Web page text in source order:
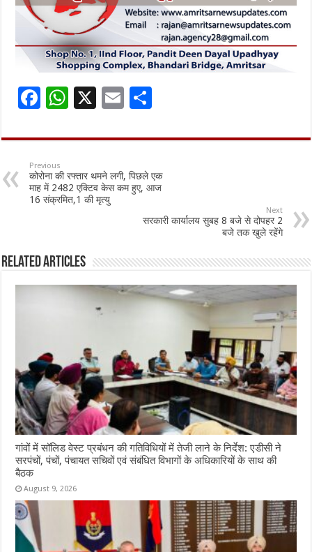
F
e
b
o
o
W
at
p
p
X
E
ai
l
ar
Previous
कोरोना की रफ्तार थमने लगी, पिछले एक
माह में 2482 एक्टिव केस कम हुए, आज
16 संक्रमित,1 की मृत्यु
Next
सरकारी कार्यालय सुबह 8 बजे से दोपहर 2
बजे तक खुले रहेंगे
Related Articles
गांवों में सॉलिड वेस्ट प्रबंधन की गतिविधियों में तेजी लाने के निर्देश: एडीसी ने
सरपंचों, पंचों, पंचायत सचिवों एवं संबंधित विभागों के अधिकारियों के साथ की
बैठक
August 9, 2026